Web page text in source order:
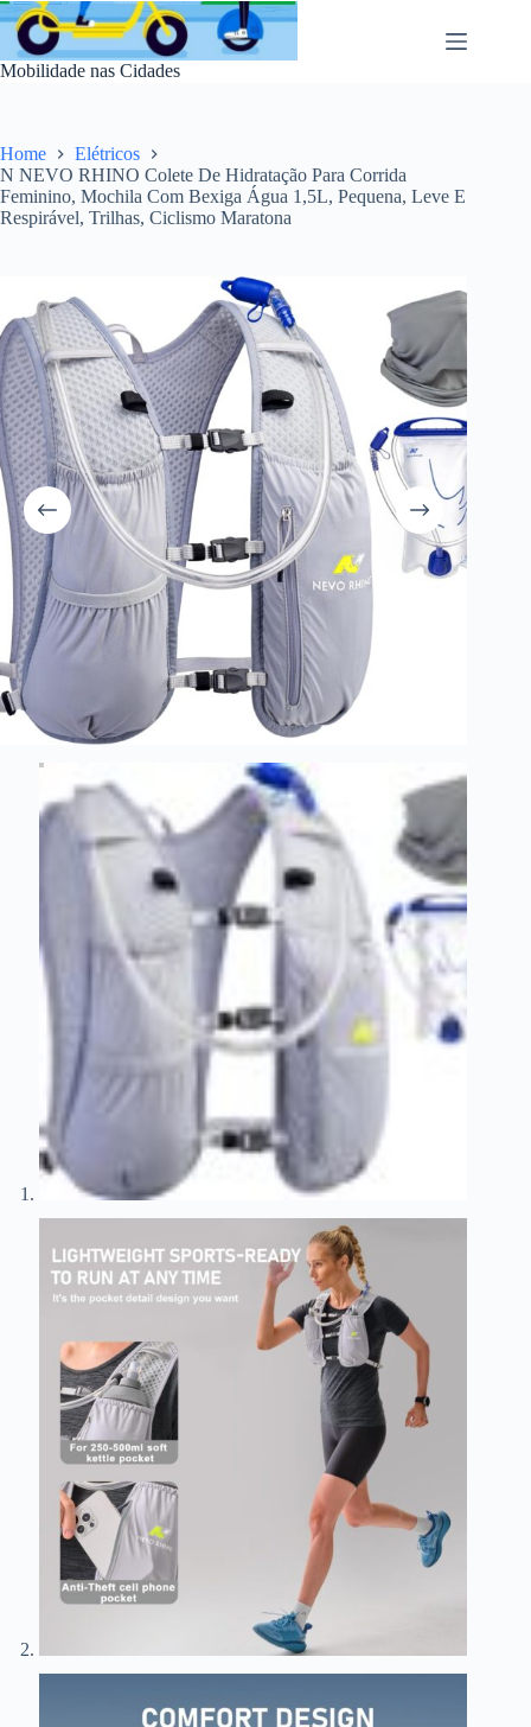
Pular
para
conteúdo
Mobilidade nas Cidades
Home
Elétricos
N NEVO RHINO Colete De Hidratação Para Corrida
Feminino, Mochila Com Bexiga Água 1,5L, Pequena, Leve E
Respirável, Trilhas, Ciclismo Maratona